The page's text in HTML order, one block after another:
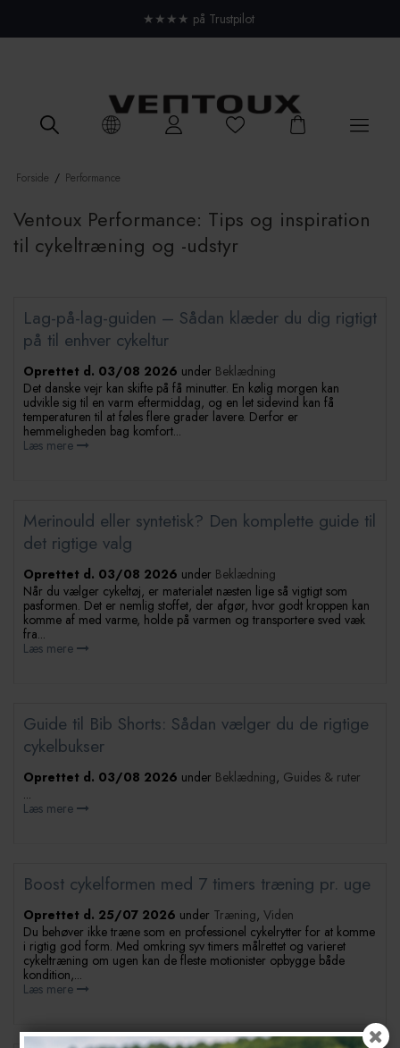
★★★★ på Trustpilot
Forside / Performance
Ventoux Performance: Tips og inspiration
til cykeltræning og -udstyr
Lag-på-lag-guiden – Sådan klæder du dig rigtigt
på til enhver cykeltur
Oprettet d. 03/08 2026 under Beklædning
Det danske vejr kan skifte på få minutter. En kølig morgen kan
udvikle sig til en varm eftermiddag, og en let sidevind kan få
temperaturen til at føles flere grader lavere. Derfor er
hemmeligheden bag komfort...
Læs mere
Merinould eller syntetisk? Den komplette guide til
det rigtige valg
Oprettet d. 03/08 2026 under Beklædning
Når du vælger cykeltøj, er materialet næsten lige så vigtigt som
pasformen. Det er nemlig stoffet, der afgør, hvor godt kroppen kan
komme af med varme, holde på varmen og transportere sved væk
fra...
Læs mere
Guide til Bib Shorts: Sådan vælger du de rigtige
cykelbukser
Oprettet d. 03/08 2026 under Beklædning, Guides & ruter
...
Læs mere
Boost cykelformen med 7 timers træning pr. uge
Oprettet d. 25/07 2026 under Træning, Viden
Du behøver ikke træne som en professionel cykelrytter for at komme
i rigtig god form. Med omkring syv timers målrettet og varieret
cykeltræning om ugen kan de fleste motionister opbygge både
kondition,...
Læs mere